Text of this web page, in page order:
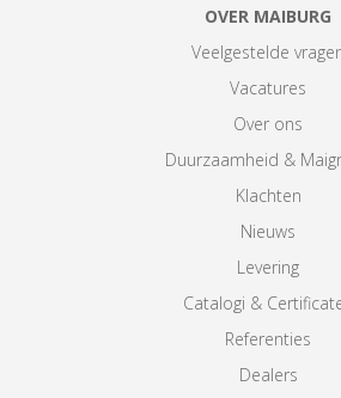
OVER MAIBURG
Veelgestelde
Vacatures
Over ons
Duurzaamheid &
Klachten
Nieuws
Levering
Catalogi &
Referenties
Dealers